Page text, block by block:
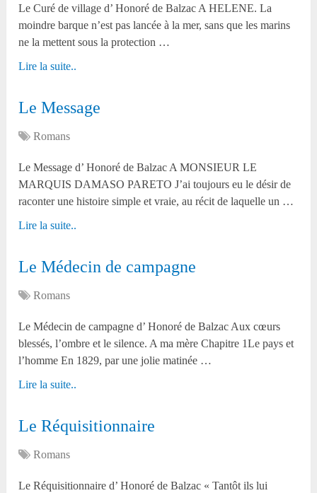
Le Curé de village d’ Honoré de Balzac A HELENE. La
moindre barque n’est pas lancée à la mer, sans que les marins
ne la mettent sous la protection …
Lire la suite..
Le Message
Romans
Le Message d’ Honoré de Balzac A MONSIEUR LE
MARQUIS DAMASO PARETO J’ai toujours eu le désir de
raconter une histoire simple et vraie, au récit de laquelle un …
Lire la suite..
Le Médecin de campagne
Romans
Le Médecin de campagne d’ Honoré de Balzac Aux cœurs
blessés, l’ombre et le silence. A ma mère Chapitre 1Le pays et
l’homme En 1829, par une jolie matinée …
Lire la suite..
Le Réquisitionnaire
Romans
Le Réquisitionnaire d’ Honoré de Balzac « Tantôt ils lui